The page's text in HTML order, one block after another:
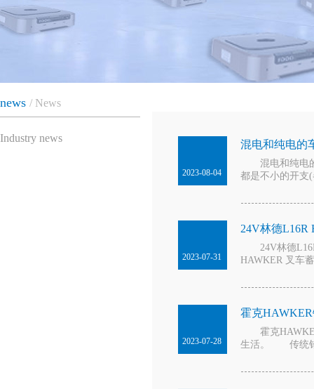
news News
Industry news
混电和纯电的
混电和纯电的
都是不小的开支
2023-08-04
24V林德L16R
24V林德L16R
HAWKER 叉车
2023-07-31
霍克
霍克
生活。 传统铅
2023-07-28